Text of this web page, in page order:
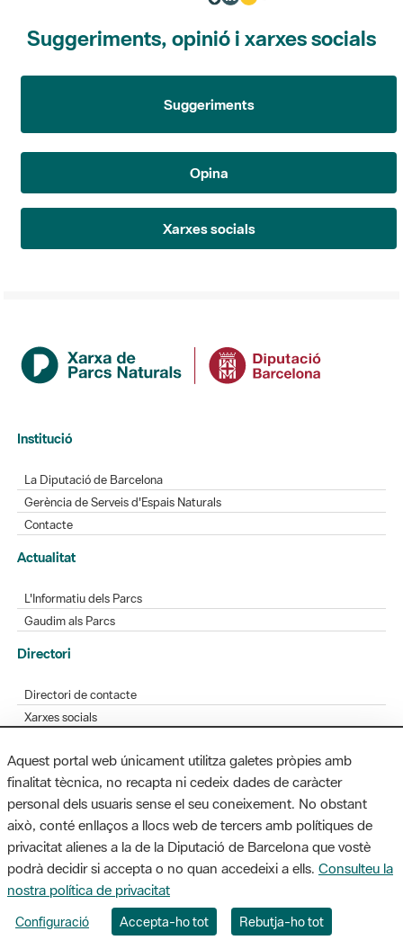
Suggeriments, opinió i xarxes socials
Suggeriments
Opina
Xarxes socials
Institució
La Diputació de Barcelona
Gerència de Serveis d'Espais Naturals
Contacte
Actualitat
L'Informatiu dels Parcs
Gaudim als Parcs
Directori
Directori de contacte
Xarxes socials
Bústia de suggeriments
Opineu sobre els parcs
MAPA WEB AVÍS LEGAL ACCESSIBILITAT
Diputació de Barcelona. Edifici Llacuna, 1a planta. Badajoz, 49. 08005
Barcelona. Tel. 934 022 428 / xarxaparcs@diba.cat
Aquest portal web únicament utilitza galetes pròpies amb
finalitat tècnica, no recapta ni cedeix dades de caràcter
personal dels usuaris sense el seu coneixement. No obstant
això, conté enllaços a llocs web de tercers amb polítiques de
privacitat alienes a la de la Diputació de Barcelona que vostè
podrà decidir si accepta o no quan accedeixi a ells. Consulteu la
nostra política de privacitat
Configuració Accepta-ho tot Rebutja-ho tot